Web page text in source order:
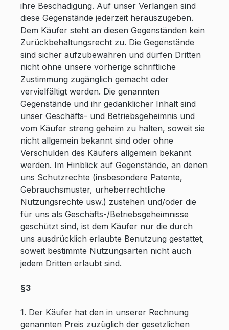
ihre Beschädigung. Auf unser Verlangen sind
diese Gegenstände jederzeit herauszugeben.
Dem Käufer steht an diesen Gegenständen kein
Zurückbehaltungsrecht zu. Die Gegenstände
sind sicher aufzubewahren und dürfen Dritten
nicht ohne unsere vorherige schriftliche
Zustimmung zugänglich gemacht oder
vervielfältigt werden. Die genannten
Gegenstände und ihr gedanklicher Inhalt sind
unser Geschäfts- und Betriebsgeheimnis und
vom Käufer streng geheim zu halten, soweit sie
nicht allgemein bekannt sind oder ohne
Verschulden des Käufers allgemein bekannt
werden. Im Hinblick auf Gegenstände, an denen
uns Schutzrechte (insbesondere Patente,
Gebrauchsmuster, urheberrechtliche
Nutzungsrechte usw.) zustehen und/oder die
für uns als Geschäfts-/Betriebsgeheimnisse
geschützt sind, ist dem Käufer nur die durch
uns ausdrücklich erlaubte Benutzung gestattet,
soweit bestimmte Nutzungsarten nicht auch
jedem Dritten erlaubt sind.
§3
1. Der Käufer hat den in unserer Rechnung
genannten Preis zuzüglich der gesetzlichen